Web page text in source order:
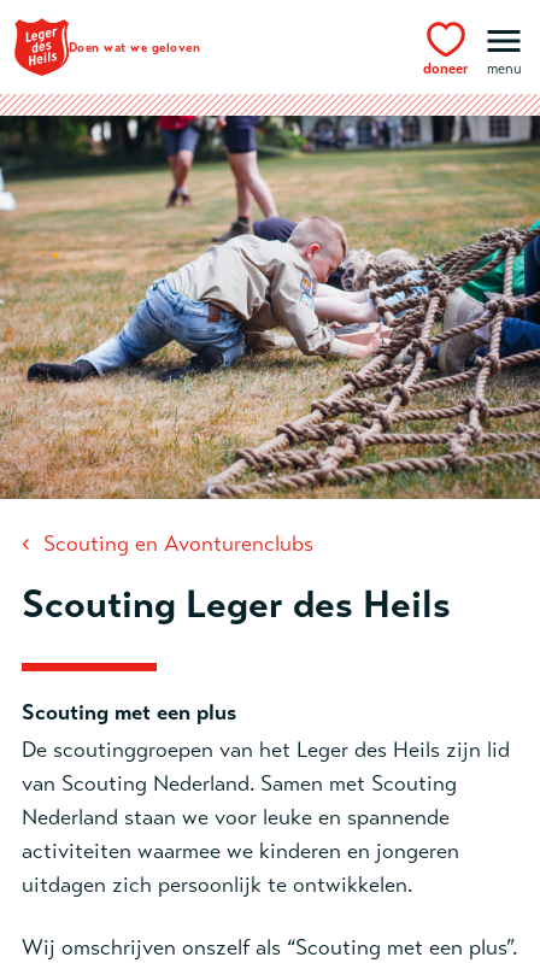
Ga naar hoofdinhoud
Doen wat we geloven
doneer menu
‹ Scouting en Avonturenclubs
Scouting Leger des Heils
Scouting met een plus
De scoutinggroepen van het Leger des Heils zijn lid
van Scouting Nederland. Samen met Scouting
Nederland staan we voor leuke en spannende
activiteiten waarmee we kinderen en jongeren
uitdagen zich persoonlijk te ontwikkelen.
Wij omschrijven onszelf als “Scouting met een plus”.